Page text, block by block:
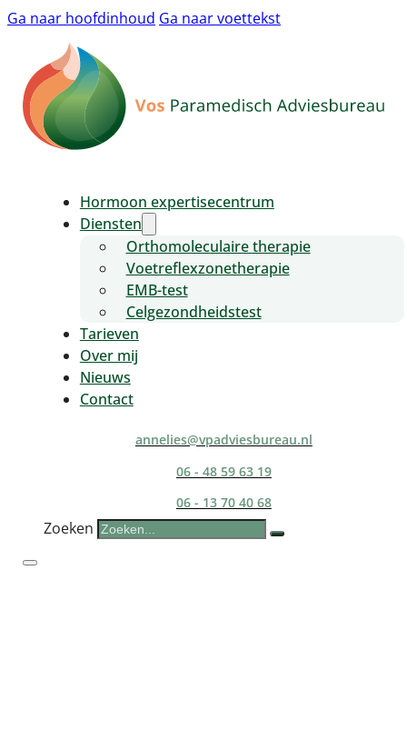
Ga naar hoofdinhoud Ga naar voettekst
Hormoon expertisecentrum
Diensten
Orthomoleculaire therapie
Voetreflexzonetherapie
EMB-test
Celgezondheidstest
Tarieven
Over mij
Nieuws
Contact
annelies@vpadviesbureau.nl
06 - 48 59 63 19
06 - 13 70 40 68
Zoeken